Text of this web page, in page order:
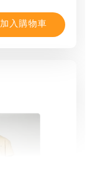
加入購物車